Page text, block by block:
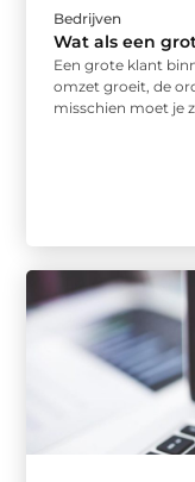
Bedrijven
Wat als een
Een grote klant
omzet groeit, de
misschien moet je